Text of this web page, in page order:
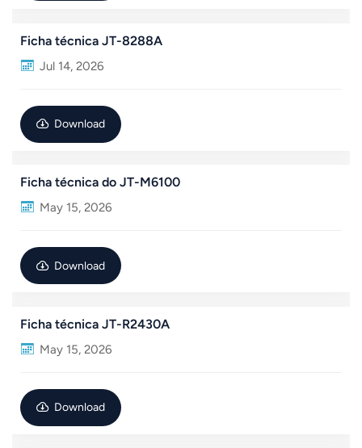
Ficha técnica JT-8288A
Jul 14, 2026
Download
Ficha técnica do JT-M6100
May 15, 2026
Download
Ficha técnica JT-R2430A
May 15, 2026
Download